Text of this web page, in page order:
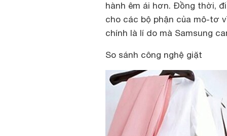
hành êm ái hơn. Đồng thời,
cho các bộ phận của mô-tơ
chính là lí do mà Samsung
So sánh công nghệ giặt